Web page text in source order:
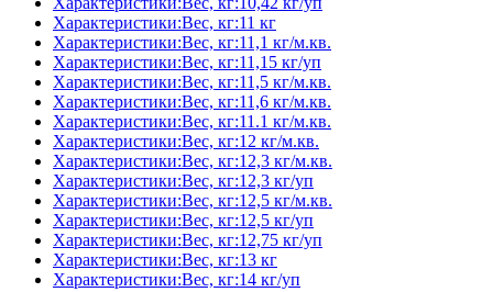
Характеристики:Вес, кг:11 кг
Характеристики:Вес, кг:11,1 кг/м.кв.
Характеристики:Вес, кг:11,15 кг/уп
Характеристики:Вес, кг:11,5 кг/м.кв.
Характеристики:Вес, кг:11,6 кг/м.кв.
Характеристики:Вес, кг:11.1 кг/м.кв.
Характеристики:Вес, кг:12 кг/м.кв.
Характеристики:Вес, кг:12,3 кг/м.кв.
Характеристики:Вес, кг:12,3 кг/уп
Характеристики:Вес, кг:12,5 кг/м.кв.
Характеристики:Вес, кг:12,5 кг/уп
Характеристики:Вес, кг:12,75 кг/уп
Характеристики:Вес, кг:13 кг
Характеристики:Вес, кг:14 кг/уп